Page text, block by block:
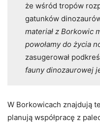
że wśród tropów
gatunków
materiał z Borkowic
powołamy do życia
zasugerował
fauny dinozaurowej
W Borkowicach znajdują
planują współpracę z